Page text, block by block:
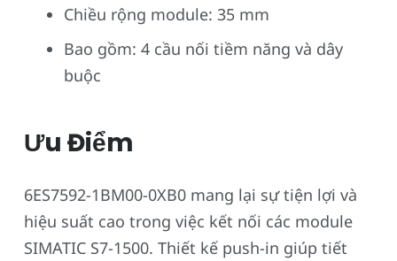
Chiều rộng module: 35 mm
Bao gồm: 4 cầu nối tiềm năng và dây
buộc
Ưu Điểm
6ES7592-1BM00-0XB0 mang lại sự tiện lợi và
hiệu suất cao trong việc kết nối các module
SIMATIC S7-1500. Thiết kế push-in giúp tiết